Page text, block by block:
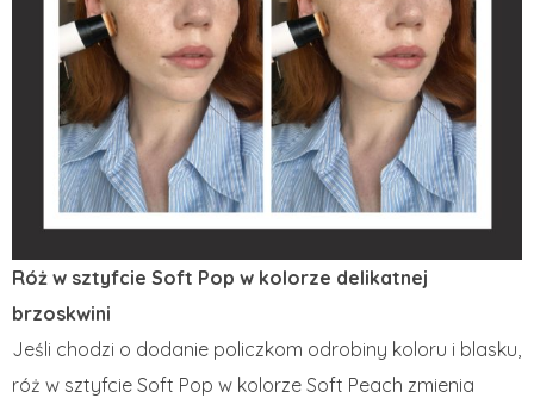
Róż w sztyfcie Soft Pop w kolorze delikatnej
brzoskwini
Jeśli chodzi o dodanie policzkom odrobiny koloru i blasku,
róż w sztyfcie Soft Pop w kolorze Soft Peach zmienia